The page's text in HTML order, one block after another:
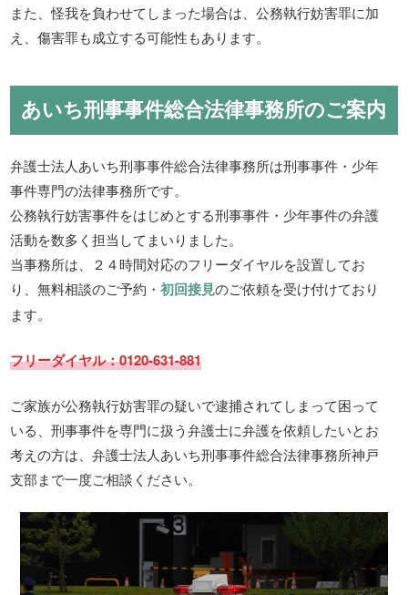
また、怪我を負わせてしまった場合は、公務執行妨害罪に加
え、傷害罪も成立する可能性もあります。
あいち刑事事件総合法律事務所のご案内
弁護士法人あいち刑事事件総合法律事務所は刑事事件・少年
事件専門の法律事務所です。
公務執行妨害事件をはじめとする刑事事件・少年事件の弁護
活動を数多く担当してまいりました。
当事務所は、２４時間対応のフリーダイヤルを設置してお
り、無料相談のご予約・初回接見のご依頼を受け付けており
ます。
フリーダイヤル：0120-631-881
ご家族が公務執行妨害罪の疑いで逮捕されてしまって困って
いる、刑事事件を専門に扱う弁護士に弁護を依頼したいとお
考えの方は、弁護士法人あいち刑事事件総合法律事務所神戸
支部まで一度ご相談ください。